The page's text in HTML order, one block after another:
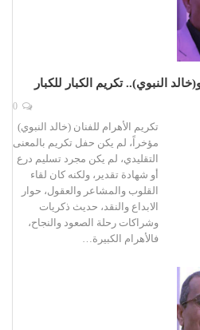
النبوي).. تكريم الكبار للكبار
تكريم الأهرام للفنان (خالد النبوي)
مؤخراً، لم يكن حفل تكريم بالمعنى
التقليدي، لم يكن مجرد تسليم درع
أو شهادة تقدير، ولكنه كان لقاء
القلوب والمشاعر والعقول، حوار
الابداع والنقد، حديث ذكريات
وشراكات رحلة الصعود والنجاح،
فالأهرام الكبيرة…